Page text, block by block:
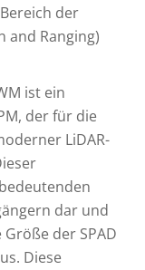
der
and Ranging)
ist ein
der für die
LiDAR-
dar und
der SPAD
Diese